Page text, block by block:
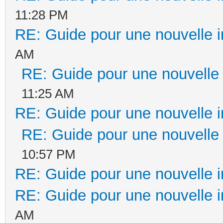
11:28 PM
RE: Guide pour une nouvelle
AM
RE: Guide pour une
11:25 AM
RE: Guide pour une nouvelle
RE: Guide pour une
10:57 PM
RE: Guide pour une nouvelle
RE: Guide pour une nouvelle
AM